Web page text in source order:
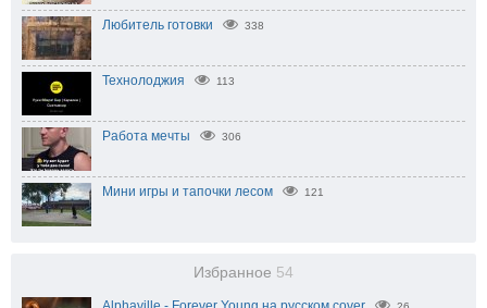
Любитель готовки 338
Технолоджия 113
Работа мечты 306
Мини игры и тапочки лесом 121
Избранное 54